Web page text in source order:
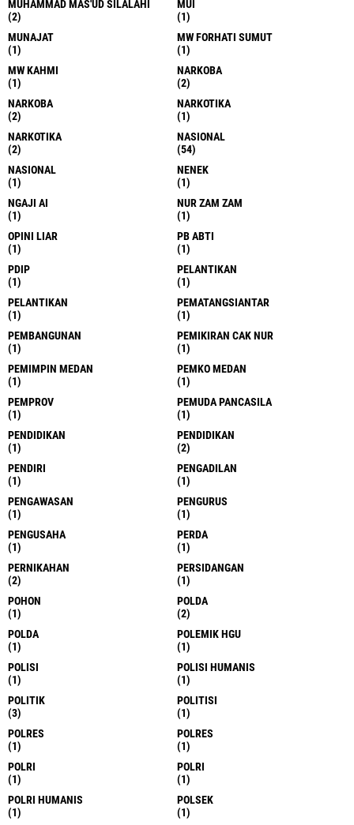
MUHAMMAD MAS'UD SILALAHI
(2)
MUI
(1)
MUNAJAT
(1)
MW FORHATI SUMUT
(1)
MW KAHMI
(1)
NARKOBA
(2)
NARKOBA
(2)
NARKOTIKA
(1)
NARKOTIKA
(2)
NASIONAL
(54)
NASIONAL
(1)
NENEK
(1)
NGAJI AI
(1)
NUR ZAM ZAM
(1)
OPINI LIAR
(1)
PB ABTI
(1)
PDIP
(1)
PELANTIKAN
(1)
PELANTIKAN
(1)
PEMATANGSIANTAR
(1)
PEMBANGUNAN
(1)
PEMIKIRAN CAK NUR
(1)
PEMIMPIN MEDAN
(1)
PEMKO MEDAN
(1)
PEMPROV
(1)
PEMUDA PANCASILA
(1)
PENDIDIKAN
(1)
PENDIDIKAN
(2)
PENDIRI
(1)
PENGADILAN
(1)
PENGAWASAN
(1)
PENGURUS
(1)
PENGUSAHA
(1)
PERDA
(1)
PERNIKAHAN
(2)
PERSIDANGAN
(1)
POHON
(1)
POLDA
(2)
POLDA
(1)
POLEMIK HGU
(1)
POLISI
(1)
POLISI HUMANIS
(1)
POLITIK
(3)
POLITISI
(1)
POLRES
(1)
POLRES
(1)
POLRI
(1)
POLRI
(1)
POLRI HUMANIS
(1)
POLSEK
(1)